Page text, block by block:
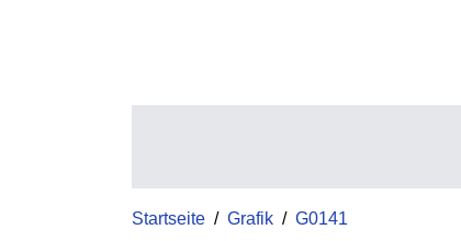
Startseite / Grafik / G0141